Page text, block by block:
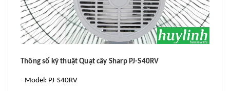
Thông số kỹ thuật Quạt cây Sharp PJ-S40RV
- Model: PJ-S40RV